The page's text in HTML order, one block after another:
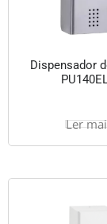
Dispensador
Ler